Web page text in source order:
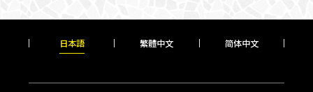
日本語 繁體中文 简体中文